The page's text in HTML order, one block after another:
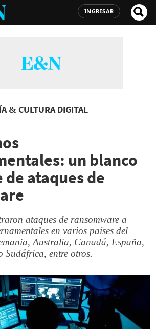
INGRESAR
& CULTURA DIGITAL
un blanco
ataques de
ataques de ransomware a
en varios países del
Australia, Canadá, España,
Sudáfrica, entre otros.